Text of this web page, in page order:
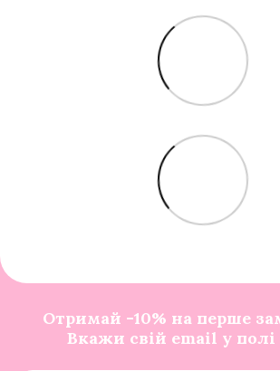
Отримай -10% на перше
Вкажи свій email у